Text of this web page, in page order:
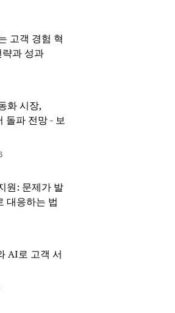
고객 경험 혁
과 성과
화 시장,
돌파 전망 - 보
원: 문제가 발
대응하는 법
AI로 고객 서